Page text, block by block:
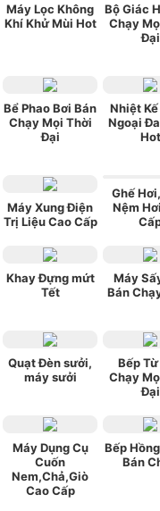
Máy Lọc Không
Khí Khử Mùi Hot
Bộ Giác
Chạy
Đại
Bể Phao Bơi Bán
Chạy Mọi Thời
Đại
Nhiệt
Ngoại
Hot
Máy Xung Điện
Trị Liệu Cao Cấp
Ghế
Nệm
Khay Đựng mứt
Tết
Máy
Bán
Quạt Đèn sưởi,
máy sưởi
Bếp
Chạy
Đại
Máy Dụng Cụ
Cuốn
Nem,Chả,Giò
Cao Cấp
Bếp
Bán